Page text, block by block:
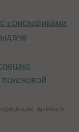
поисковиками
Ашманов